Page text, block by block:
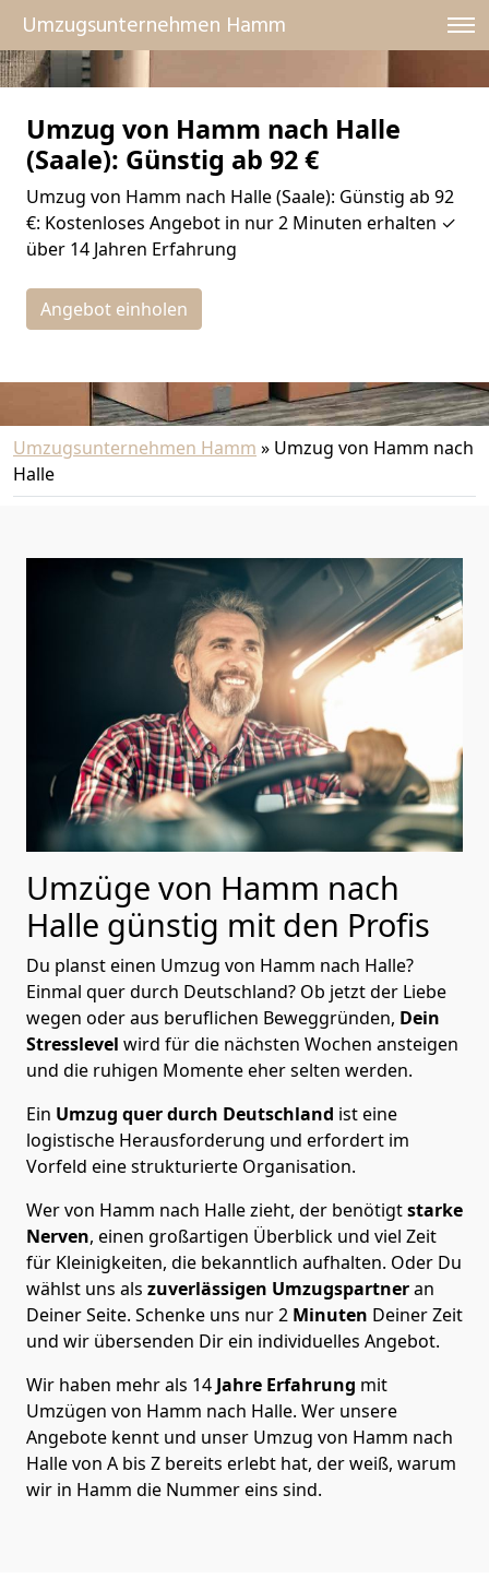
Umzugsunternehmen Hamm
Umzug von Hamm nach Halle
(Saale): Günstig ab 92 €
Umzug von Hamm nach Halle (Saale): Günstig ab 92
€: Kostenloses Angebot in nur 2 Minuten erhalten ✓
über 14 Jahren Erfahrung
Angebot einholen
Umzugsunternehmen Hamm » Umzug von Hamm nach
Halle
Umzüge von Hamm nach
Halle günstig mit den Profis
Du planst einen Umzug von Hamm nach Halle?
Einmal quer durch Deutschland? Ob jetzt der Liebe
wegen oder aus beruflichen Beweggründen, Dein
Stresslevel wird für die nächsten Wochen ansteigen
und die ruhigen Momente eher selten werden.
Ein Umzug quer durch Deutschland ist eine
logistische Herausforderung und erfordert im
Vorfeld eine strukturierte Organisation.
Wer von Hamm nach Halle zieht, der benötigtstarke
Nerven, einen großartigen Überblick und viel Zeit
für Kleinigkeiten, die bekanntlich aufhalten. Oder Du
wählst uns als zuverlässigen Umzugspartneran
Deiner Seite. Schenke uns nur2 Minuten Deiner Zeit
und wir übersenden Dir ein individuelles Angebot.
Wir haben mehr als 14 Jahre Erfahrung mit
Umzügen von Hamm nach Halle. Wer unsere
Angebote kennt und unser Umzug von Hamm nach
Halle von A bis Z bereits erlebt hat, der weiß, warum
wir in Hamm die Nummer eins sind.